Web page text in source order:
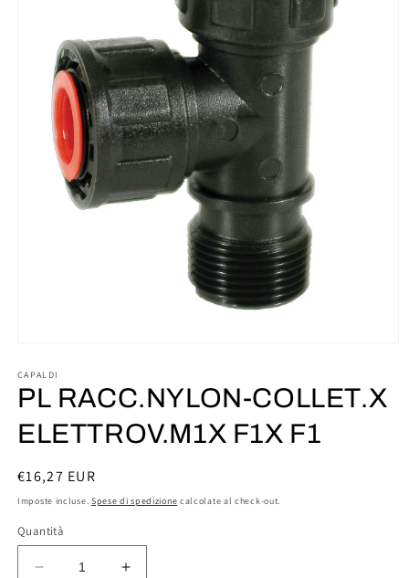
multimediali
1
in
modale
CAPALDI
PL RACC.NYLON-COLLET.X
ELETTROV.M1X F1X F1
Prezzo
di
€16,27 EUR
Imposte incluse. Spese di spedizione calcolate al check-out.
Quantità